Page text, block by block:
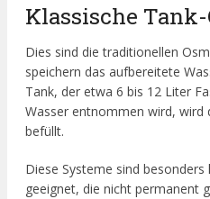
Klassische
Dies sind die traditionellen
speichern das aufbereitete
Tank, der etwa 6 bis 12 Liter
Wasser entnommen wird,
befüllt.
Diese Systeme sind
geeignet, die nicht permanent